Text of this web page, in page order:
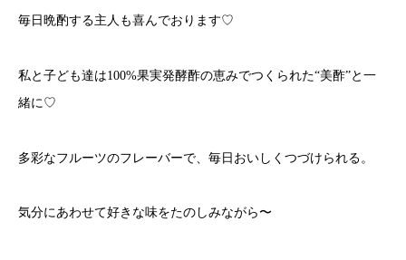
毎日晩酌する主人も喜んでおります♡
私と子ども達は100%果実発酵酢の恵みでつくられた“美酢”と一
緒に♡
多彩なフルーツのフレーバーで、毎日おいしくつづけられる。
気分にあわせて好きな味をたのしみながら〜